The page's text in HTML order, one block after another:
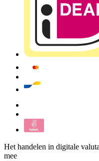
Het handelen in digitale
mee